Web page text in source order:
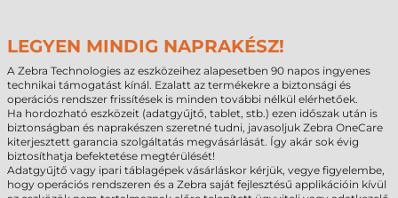
LEGYEN MINDIG NAPRAKÉSZ!
A Zebra Technologies az eszközeihez alapesetben 90 napos ingyenes
technikai támogatást kínál. Ezalatt az termékekre a biztonsági és
operációs rendszer frissítések is minden további nélkül elérhetőek.
Ha hordozható eszközeit (adatgyűjtő, tablet, stb.) ezen időszak után is
biztonságban és naprakészen szeretné tudni, javasoljuk Zebra OneCare
kiterjesztett garancia szolgáltatás megvásárlását. Így akár sok évig
biztosíthatja befektetése megtérülését!
Adatgyűjtő vagy ipari táblagépek vásárláskor kérjük, vegye figyelembe,
hogy operációs rendszeren és a Zebra saját fejlesztésű applikációin kívül